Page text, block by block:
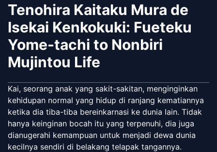
Tenohira Kaitaku Mura de
Isekai Kenkokuki: Fueteku
Yome-tachi to Nonbiri
Mujintou Life
Kai, seorang anak yang sakit-sakitan, menginginkan
kehidupan normal yang hidup di ranjang kematiannya
ketika dia tiba-tiba bereinkarnasi ke dunia lain. Tidak
hanya keinginan bocah itu yang terpenuhi, dia juga
dianugerahi kemampuan untuk menjadi dewa dunia
kecilnya sendiri di belakang telapak tangannya.